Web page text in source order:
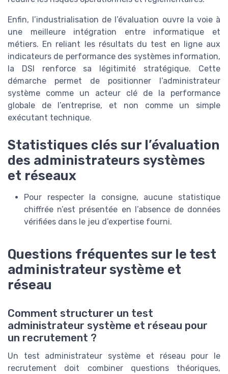
Enfin, l’industrialisation de l’évaluation ouvre la voie à
une meilleure intégration entre informatique et
métiers. En reliant les résultats du test en ligne aux
indicateurs de performance des systèmes information,
la DSI renforce sa légitimité stratégique. Cette
démarche permet de positionner l’administrateur
système comme un acteur clé de la performance
globale de l’entreprise, et non comme un simple
exécutant technique.
Statistiques clés sur l’évaluation
des administrateurs systèmes
et réseaux
Pour respecter la consigne, aucune statistique
chiffrée n’est présentée en l’absence de données
vérifiées dans le jeu d’expertise fourni.
Questions fréquentes sur le test
administrateur système et
réseau
Comment structurer un test
administrateur système et réseau pour
un recrutement ?
Un test administrateur système et réseau pour le
recrutement doit combiner questions théoriques,